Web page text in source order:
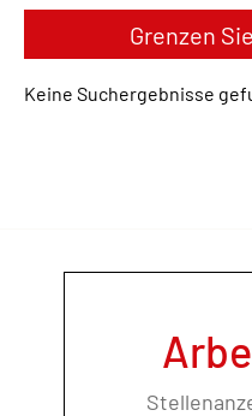
Grenzen
Keine Suchergebnisse